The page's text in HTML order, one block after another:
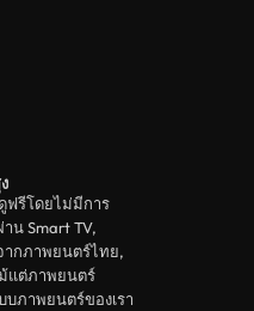
ฟรีโดยไม่มีการ
น Smart TV,
ากภาพยนตร์ไทย,
แต่ภาพยนตร์
บภาพยนตร์ของเรา